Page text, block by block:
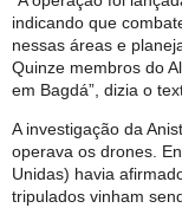
indicando que
nessas áreas e
Quinze membros do
em Bagdá”, dizia o
A investigação da
operava os drones.
Unidas) havia
tripulados vinham